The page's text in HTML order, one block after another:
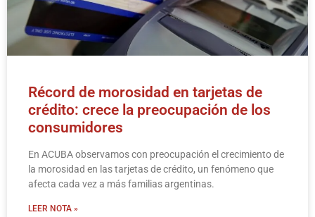
Récord de morosidad en tarjetas de
crédito: crece la preocupación de los
consumidores
En ACUBA observamos con preocupación el crecimiento de
la morosidad en las tarjetas de crédito, un fenómeno que
afecta cada vez a más familias argentinas.
LEER NOTA »